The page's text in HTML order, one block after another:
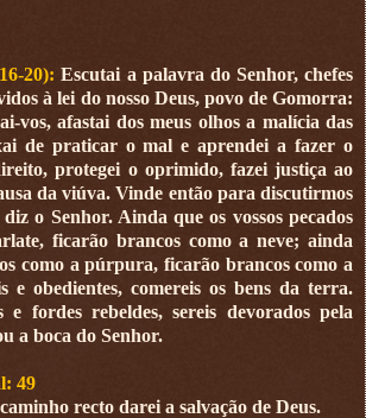
20):Escutai a palavra do Senhor, chefes
à lei do nosso Deus, povo de Gomorra:
vos, afastai dos meus olhos a malícia das
de praticar o mal e aprendei a fazer o
protegei o oprimido, fazei justiça ao
da viúva. Vinde então para discutirmos
diz o Senhor. Ainda que os vossos pecados
ficarão brancos como a neve; ainda
como a púrpura, ficarão brancos como a
e obedientes, comereis os bens da terra.
e fordes rebeldes, sereis devorados pela
a boca do Senhor.
49
recto darei a salvação de Deus.